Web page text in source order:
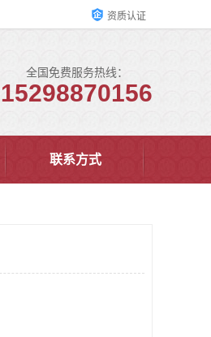
资质认证
全国免费服务热线：
15298870156
联系方式